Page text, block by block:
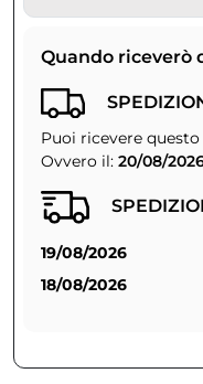
Quando riceverò
Puoi ricevere
Ovvero il: 20/08/
19/08/2026
18/08/2026